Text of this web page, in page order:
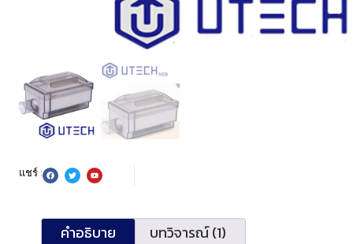
แชร์ :
คำอธิบาย บทวิจารณ์ (1)